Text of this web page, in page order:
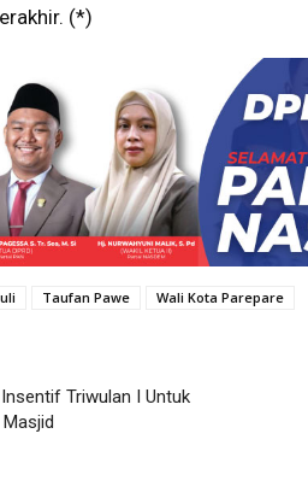
(*)
Taufan Pawe Wali Kota Parepare
Triwulan I Untuk